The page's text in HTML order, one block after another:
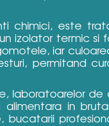
chimici, este
izolator termic si
iar
permitand
laboratoarelor de
in
bucatarii